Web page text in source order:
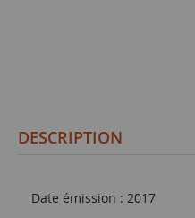
DESCRIPTION
Date émission : 2017